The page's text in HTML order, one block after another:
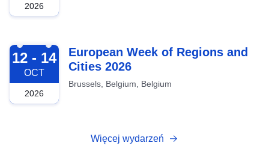
2026
2026-10-12
12 - 14
OCT
2026
European Week of Regions and
Cities 2026
Brussels, Belgium, Belgium
Więcej wydarzeń